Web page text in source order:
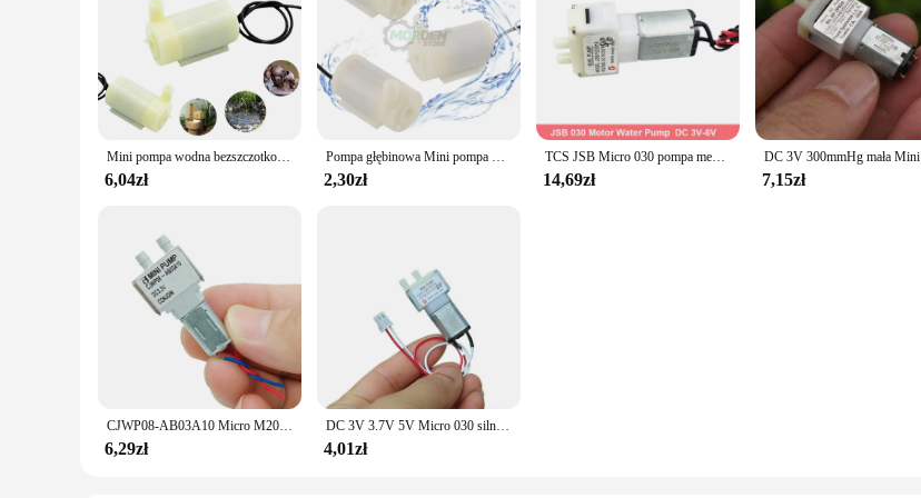
Mini pompa wodna bezszczotkowa DC 3V 5V z elastyczny przewód pompka do silnika bezszczotkową cichą do akwarium fontanna ogrodowa
6,04zł
Pompa głębinowa Mini pompa wodna DC 3V 120L/H pompka do silnika 3W do DIY zestaw akwaria akwarium podwodna fontanna
2,30zł
TCS JSB Micro 030 pompa membranowa silnika DC 3V-6V 5V Mini pompa wodna ujemne ciśnienie pompa próżniowa z wyciszaczem mała pompa woda powietrze
14,69zł 7,15zł
CJWP08-AB03A10 Micro M20 membranowa pompa wodna DC 3V 3.3V 3.7V Mini samozasysająca pompa wodna pompa cieczy
6,29zł
DC 3V 3.7V 5V Micro 030 silnik pompy wody ujemne ciśnienie samozasysająca pompa ssąca membranowa pompa próżniowa dla Robot odkurzający
4,01zł